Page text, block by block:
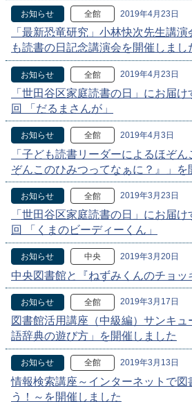
お知らせ 全館 2019年4月23日
「最新恐竜研究」小林快次先生講
も読書の日記念講演会を開催しまし
お知らせ 全館 2019年4月23日
「世田谷区家庭読書の日」にお届
回 「だるまさんが」
お知らせ 全館 2019年4月3日
「子ども読書リーダーによるほぞ
ぞんこのひみつってなぁに？』」を
お知らせ 全館 2019年3月23日
「世田谷区家庭読書の日」にお届
回 「くまのビーディーくん」
お知らせ 中央 2019年3月20日
中央図書館と『ねずみくんのチョッ
お知らせ 全館 2019年3月17日
図書館活用講座（中級編）サンキュ
語辞典の遊び方」を開催しました
お知らせ 全館 2019年3月13日
情報検索講座～インターネットで図
う！～を開催しました